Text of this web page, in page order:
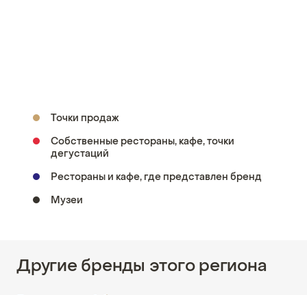
Точки продаж
Собственные рестораны, кафе, точки
дегустаций
Рестораны и кафе, где представлен бренд
Музеи
Другие бренды этого региона